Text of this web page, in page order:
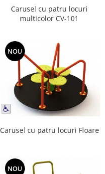
Carusel cu patru locuri
multicolor CV-101
NOU
Carusel cu patru locuri Floare
NOU